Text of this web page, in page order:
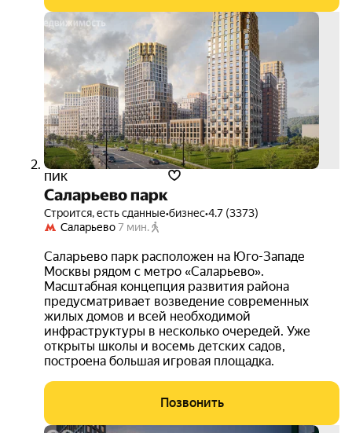
ПИК
Саларьево парк
Строится, есть сданные•бизнес•4.7 (3373)
Саларьево7 мин.
Саларьево парк расположен на Юго-Западе
Москвы рядом с метро «Саларьево».
Масштабная концепция развития района
предусматривает возведение современных
жилых домов и всей необходимой
инфраструктуры в несколько очередей. Уже
открыты школы и восемь детских садов,
построена большая игровая площадка.
Позвонить